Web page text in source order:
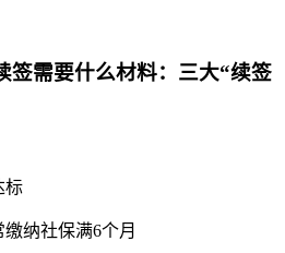
签需要什么材料：三大“续签
标
纳社保满6个月